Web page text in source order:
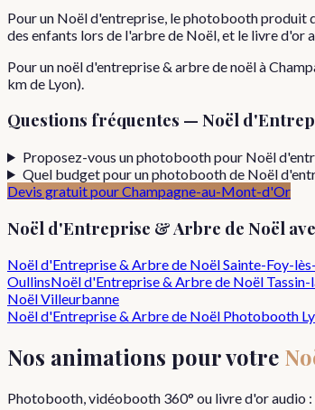
Pour un Noël d'entreprise, le photobooth produit
des enfants lors de l'arbre de Noël, et le livre d'or
Pourunnoël d'entreprise & arbre de noëlà
km de Lyon).
Questions fréquentes — Noël
Proposez-vous un photobooth pour Noël
Quel budget pour un photobooth de Noël
Devis gratuit pourChampagne-au-Mont-d'Or
Noël d'Entreprise & Arbre de Noël
Noël d'Entreprise & Arbre de NoëlSainte-Foy-
OullinsNoël d'Entreprise & Arbre de Noël
NoëlVilleurbanne
Noël d'Entreprise & Arbre de Noël Photobooth
Nos animations pour votre
Photobooth, vidéobooth 360° ou livre d'or audio